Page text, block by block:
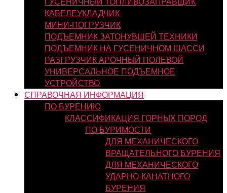
КАБЕЛЕУКЛАДЧИК
МИНИ-ПОГРУЗЧИК
ПОДЪЕМНИК ЗАТОНУВШЕЙ ТЕХНИКИ
ПОДЪЕМНИК НА ГУСЕНИЧНОМ ШАССИ
РАЗГРУЗЧИК АРОЧНЫЙ ПОЛЕВОЙ
УНИВЕРСАЛЬНОЕ ПОДЪЕМНОЕ
УСТРОЙСТВО
СПРАВОЧНАЯ ИНФОРМАЦИЯ
ПО БУРЕНИЮ
КЛАССИФИКАЦИЯ ГОРНЫХ ПОРОД
ПО БУРИМОСТИ
ДЛЯ МЕХАНИЧЕСКОГО
ВРАЩАТЕЛЬНОГО БУРЕНИЯ
ДЛЯ МЕХАНИЧЕСКОГО
УДАРНО-КАНАТНОГО
БУРЕНИЯ